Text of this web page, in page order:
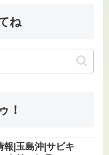
ね
！
報|玉島沖|サビキ